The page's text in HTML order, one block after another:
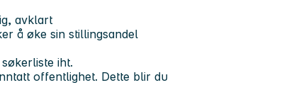
avklart
å øke sin stillingsandel
iht.
offentlighet. Dette blir du